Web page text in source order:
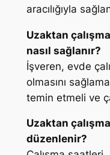
aracılığıyla
Uzaktan
nasıl sağlanır?
İşveren, evde
olmasını
temin etmeli ve
Uzaktan
düzenlenir?